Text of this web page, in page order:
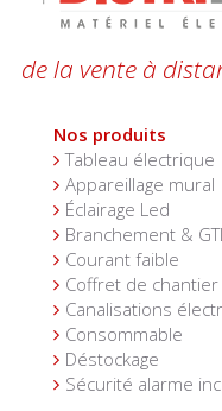
de la vente à
Nos produits
Tableau électrique
Appareillage mural
Éclairage Led
Branchement &
Courant faible
Coffret de chantier
Canalisations
Consommable
Déstockage
Sécurité alarme